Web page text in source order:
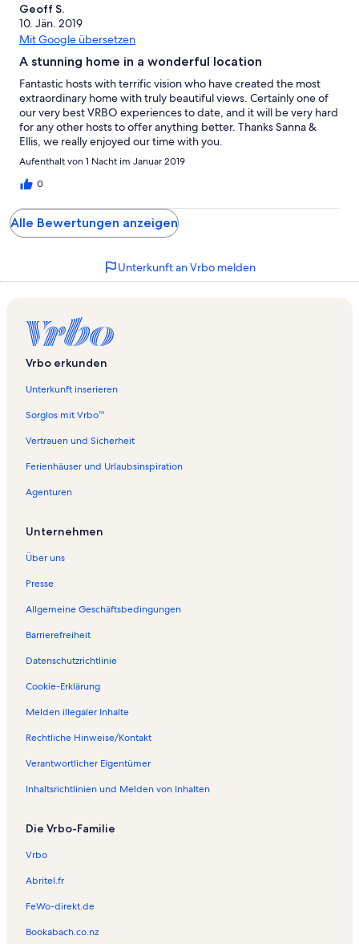
Geoff S.
10. Jän. 2019
Mit Google übersetzen
A stunning home in a wonderful location
Fantastic hosts with terrific vision who have created the most
extraordinary home with truly beautiful views. Certainly one of
our very best VRBO experiences to date, and it will be very hard
for any other hosts to offer anything better. Thanks Sanna &
Ellis, we really enjoyed our time with you.
Aufenthalt von 1 Nacht im Januar 2019
0
Alle Bewertungen anzeigen
Unterkunft an Vrbo melden
Vrbo erkunden
Unterkunft inserieren
Sorglos mit Vrbo™
Vertrauen und Sicherheit
Ferienhäuser und Urlaubsinspiration
Agenturen
Unternehmen
Über uns
Presse
Allgemeine Geschäftsbedingungen
Barrierefreiheit
Datenschutzrichtlinie
Cookie-Erklärung
Melden illegaler Inhalte
Rechtliche Hinweise/Kontakt
Verantwortlicher Eigentümer
Inhaltsrichtlinien und Melden von Inhalten
Die Vrbo-Familie
Vrbo
Abritel.fr
FeWo-direkt.de
Bookabach.co.nz